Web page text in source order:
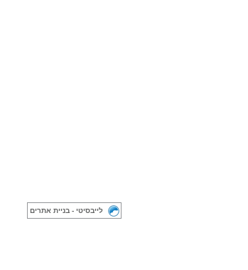
לייבסיטי - בניית אתרים